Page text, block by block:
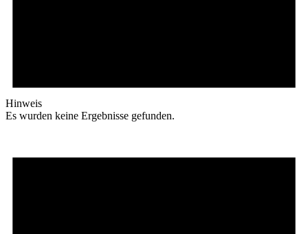
Hinweis
Es wurden keine Ergebnisse gefunden.